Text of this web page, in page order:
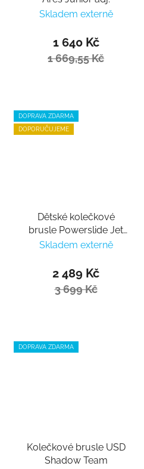
Skladem externě
1 640 Kč
1 669,55 Kč
DOPRAVA ZDARMA
DOPORUČUJEME
Dětské kolečkové
brusle Powerslide Jet
Pro Black nastavitelné
Skladem externě
2 489 Kč
3 699 Kč
DOPRAVA ZDARMA
Kolečkové brusle USD
Shadow Team